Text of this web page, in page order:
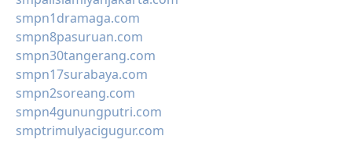
smpn1dramaga.com
smpn8pasuruan.com
smpn30tangerang.com
smpn17surabaya.com
smpn2soreang.com
smpn4gunungputri.com
smptrimulyacigugur.com